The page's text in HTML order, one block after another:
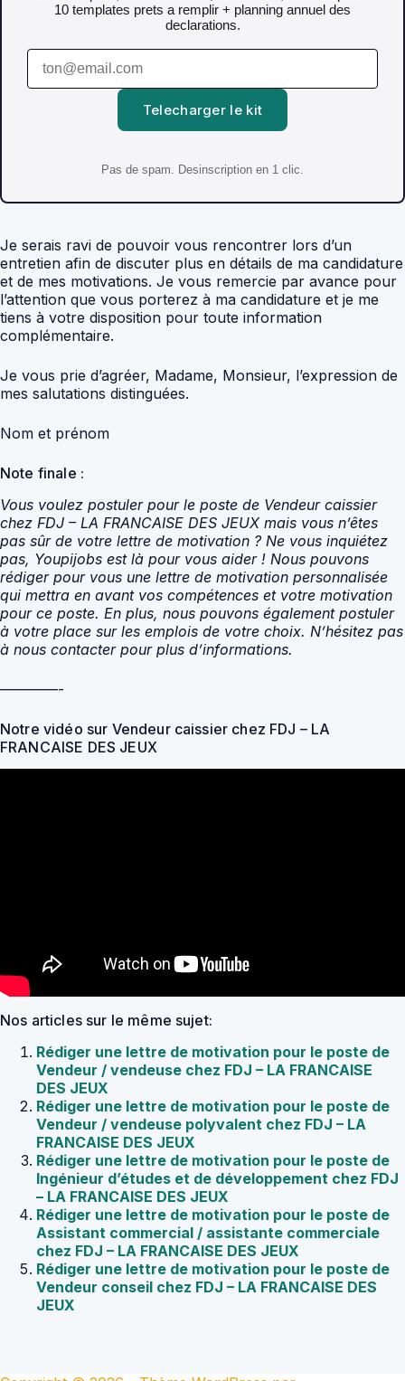
10 templates prets a remplir + planning annuel des
declarations.
Telecharger le kit
Pas de spam. Desinscription en 1 clic.
Je serais ravi de pouvoir vous rencontrer lors d’un
entretien afin de discuter plus en détails de ma candidature
et de mes motivations. Je vous remercie par avance pour
l’attention que vous porterez à ma candidature et je me
tiens à votre disposition pour toute information
complémentaire.
Je vous prie d’agréer, Madame, Monsieur, l’expression de
mes salutations distinguées.
Nom et prénom
Note finale :
Vous voulez postuler pour le poste de Vendeur caissier
chez FDJ – LA FRANCAISE DES JEUX mais vous n’êtes
pas sûr de votre lettre de motivation ? Ne vous inquiétez
pas, Youpijobs est là pour vous aider ! Nous pouvons
rédiger pour vous une lettre de motivation personnalisée
qui mettra en avant vos compétences et votre motivation
pour ce poste. En plus, nous pouvons également postuler
à votre place sur les emplois de votre choix. N’hésitez pas
à nous contacter pour plus d’informations.
————-
Notre vidéo sur Vendeur caissier chez FDJ – LA
FRANCAISE DES JEUX
Nos articles sur le même sujet:
Rédiger une lettre de motivation pour le poste de
Vendeur / vendeuse chez FDJ – LA FRANCAISE
DES JEUX
Rédiger une lettre de motivation pour le poste de
Vendeur / vendeuse polyvalent chez FDJ – LA
FRANCAISE DES JEUX
Rédiger une lettre de motivation pour le poste de
Ingénieur d’études et de développement chez FDJ
– LA FRANCAISE DES JEUX
Rédiger une lettre de motivation pour le poste de
Assistant commercial / assistante commerciale
chez FDJ – LA FRANCAISE DES JEUX
Rédiger une lettre de motivation pour le poste de
Vendeur conseil chez FDJ – LA FRANCAISE DES
JEUX